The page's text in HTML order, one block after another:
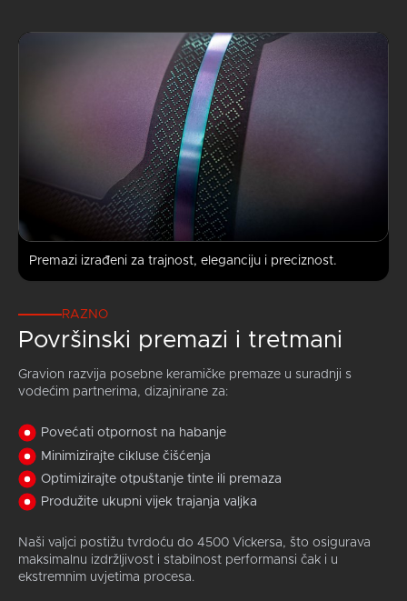
Premazi izrađeni za trajnost, eleganciju i preciznost.
RAZNO
Površinski premazi i tretmani
Gravion razvija posebne keramičke premaze u suradnji s
vodećim partnerima, dizajnirane za:
Povećati otpornost na habanje
Minimizirajte cikluse čišćenja
Optimizirajte otpuštanje tinte ili premaza
Produžite ukupni vijek trajanja valjka
Naši valjci postižu tvrdoću do 4500 Vickersa, što osigurava
maksimalnu izdržljivost i stabilnost performansi čak i u
ekstremnim uvjetima procesa.